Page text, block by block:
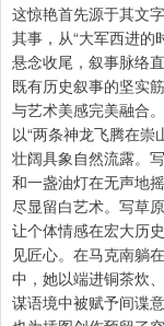
这惊艳首先源于其文
其事，从“大军西进的
悬念收尾，叙事脉络
既有历史叙事的坚实
与艺术美感完美融合
以“两条神龙飞腾在崇
壮阔具象自然流露。
和一盏油灯在无声地
尽显留白艺术。写草
让个体情感在宏大历
见匠心。在马克南躺
中，她以端进铜茶炊
谋语境中被赋予间谍